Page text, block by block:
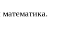
математика.